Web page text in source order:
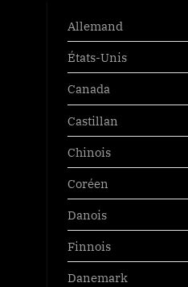
Allemand
États-Unis
Canada
Castillan
Chinois
Coréen
Danois
Finnois
Danemark